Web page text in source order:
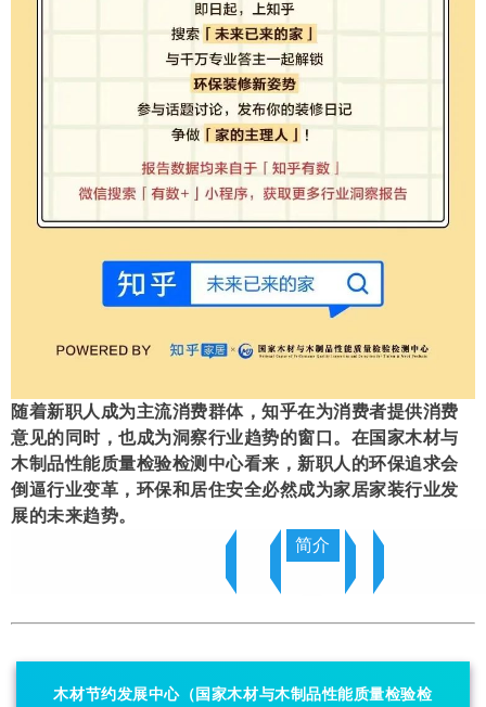
随着新职人成为主流消费群体，知乎在为消费者提供消费
意见的同时，也成为洞察行业趋势的窗口。在国家木材与
木制品性能质量检验检测中心看来，新职人的环保追求会
倒逼行业变革，环保和居住安全必然成为家居家装行业发
展的未来趋势。
简介
木材节约发展中心（国家木材与木制品性能质量检验检